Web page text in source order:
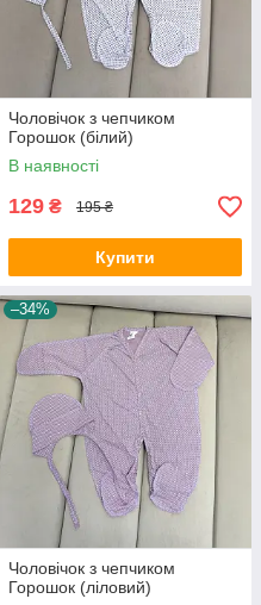
Чоловічок з чепчиком
Горошок (білий)
В наявності
129 ₴ 195 ₴
Купити
–34%
Чоловічок з чепчиком
Горошок (ліловий)